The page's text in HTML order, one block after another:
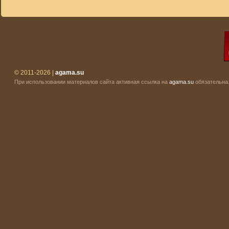
© 2011-2026 | agama.su
При использовании материалов сайта активная ссылка на agama.su обязательна.